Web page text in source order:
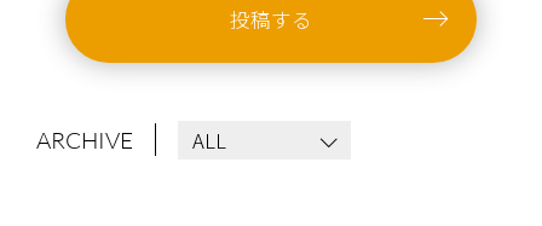
投稿する
ARCHIVE ALL